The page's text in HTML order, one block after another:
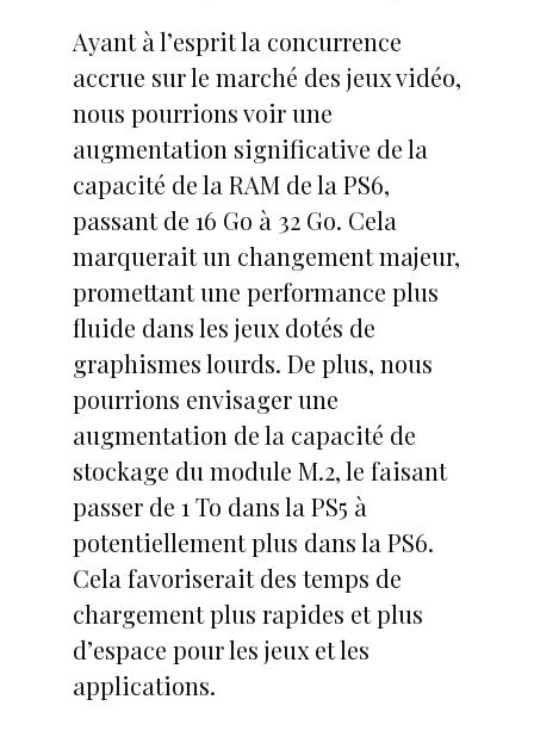
Ayant à l’esprit la concurrence
accrue sur le marché des jeux vidéo,
nous pourrions voir une
augmentation significative de la
capacité de la RAM de la PS6,
passant de 16 Go à 32 Go. Cela
marquerait un changement majeur,
promettant une performance plus
fluide dans les jeux dotés de
graphismes lourds. De plus, nous
pourrions envisager une
augmentation de la capacité de
stockage du module M.2, le faisant
passer de 1 To dans la PS5 à
potentiellement plus dans la PS6.
Cela favoriserait des temps de
chargement plus rapides et plus
d’espace pour les jeux et les
applications.